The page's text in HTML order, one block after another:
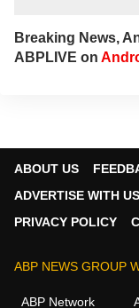
Breaking News,
ABPLIVE on
ABOUT US
ADVERTISE WITH US
PRIVACY POLICY
ABP NEWS GROUP
ABP Network